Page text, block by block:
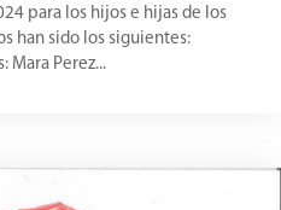
para los hijos e hijas de los
han sido los siguientes:
Mara Perez...